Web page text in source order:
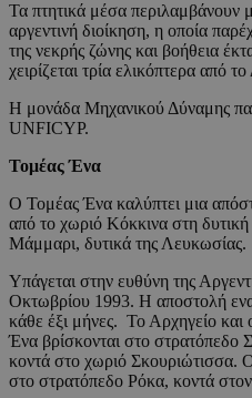
Τα πτητικά μέσα περιλαμβάνουν
αργεντινή διοίκηση, η οποία
της νεκρής ζώνης και βοήθεια
χειρίζεται τρία ελικόπτερα από
Η μονάδα Μηχανικού Δύναμης
UNFICYP.
Τομέας Ένα
Ο Τομέας Ένα καλύπτει μια
από το χωριό Κόκκινα στη
Μάμμαρι, δυτικά της Λευκωσίας.
Υπάγεται στην ευθύνη της
Οκτωβρίου 1993. Η αποστολή
κάθε έξι μήνες. Το Αρχηγείο
Ένα βρίσκονται στο στρατόπεδο
κοντά στο χωριό Σκουριώτισσα.
στο στρατόπεδο Ρόκα, κοντά